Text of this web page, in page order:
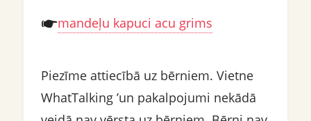
mandeļu kapuci acu grims
Piezīme attiecībā uz bērniem. Vietne
WhatTalking ’un pakalpojumi nekādā